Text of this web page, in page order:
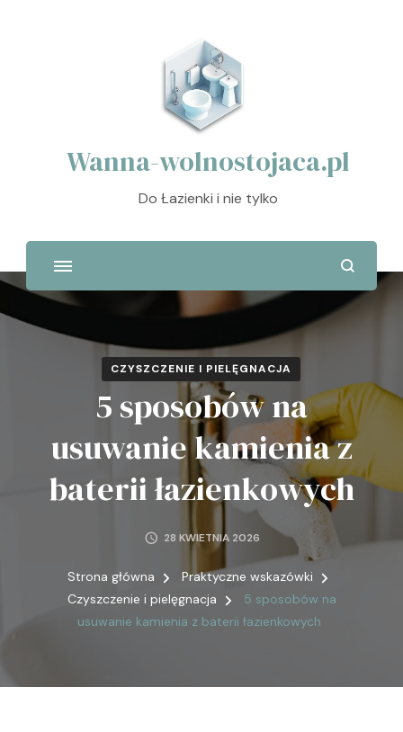
Wanna-wolnostojaca.pl
Do Łazienki i nie tylko
CZYSZCZENIE I PIELĘGNACJA
5 sposobów na
usuwanie kamienia z
baterii łazienkowych
28 KWIETNIA 2026
Strona główna
Praktyczne wskazówki
Czyszczenie i pielęgnacja
5 sposobów na
usuwanie kamienia z baterii łazienkowych